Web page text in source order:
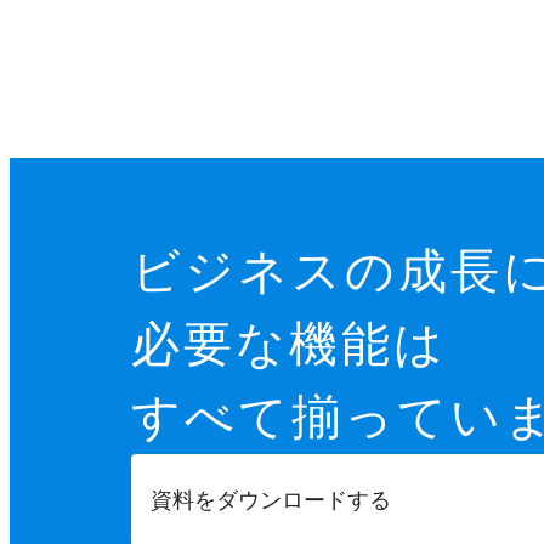
ビジネスの成長
必要な機能は
すべて揃ってい
資料をダウンロードする